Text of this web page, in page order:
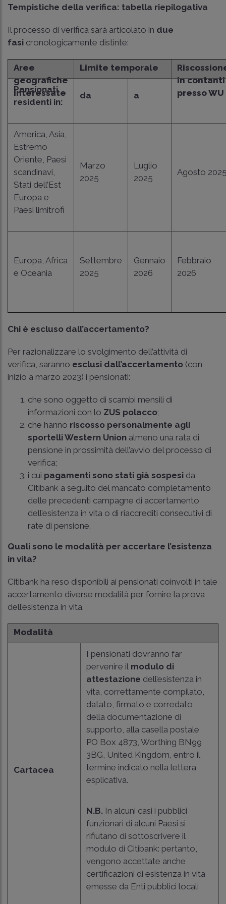
Tempistiche della verifica: tabella riepilogativa
Il processo di verifica sarà articolato in due
fasi cronologicamente distinte:
Aree
geografiche
interessate
Limite temporale
in contanti
presso WU
Pensionati
residenti in:
da a
America, Asia,
Estremo
Oriente, Paesi
scandinavi,
Stati dell’Est
Europa e
Paesi limitrofi
Marzo
2025
Luglio
2025
Agosto
Europa, Africa
e Oceania
Settembre
2025
Gennaio
2026
Febbraio
2026
Chi è escluso dall’accertamento?
Per razionalizzare lo svolgimento dell’attività di
verifica, saranno esclusi dall’accertamento (con
inizio a marzo 2023) i pensionati:
che sono oggetto di scambi mensili di
informazioni con lo ZUS polacco;
che hanno riscosso personalmente agli
sportelli Western Union almeno una rata di
pensione in prossimità dell’avvio del processo di
verifica;
i cui pagamenti sono stati già sospesi da
Citibank a seguito del mancato completamento
delle precedenti campagne di accertamento
dell’esistenza in vita o di riaccrediti consecutivi di
rate di pensione.
Quali sono le modalità per accertare l’esistenza
in vita?
Citibank ha reso disponibili ai pensionati coinvolti in tale
accertamento diverse modalità per fornire la prova
dell’esistenza in vita.
Modalità
Cartacea
I pensionati dovranno far
pervenire il modulo di
attestazione dell’esistenza in
vita, correttamente compilato,
datato, firmato e corredato
della documentazione di
supporto, alla casella postale
PO Box 4873, Worthing BN99
3BG, United Kingdom, entro il
termine indicato nella lettera
esplicativa.
N.B. In alcuni casi i pubblici
funzionari di alcuni Paesi si
rifiutano di sottoscrivere il
modulo di Citibank: pertanto,
vengono accettate anche
certificazioni di esistenza in vita
emesse da Enti pubblici locali